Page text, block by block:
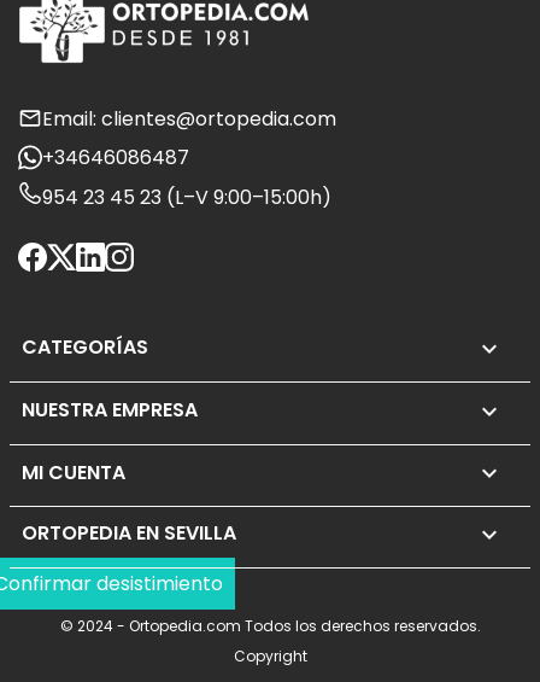
Email: clientes@ortopedia.com
+34646086487
954 23 45 23 (L–V 9:00–15:00h)
CATEGORÍAS 
NUESTRA EMPRESA 
MI CUENTA 
ORTOPEDIA EN SEVILLA keyboard_arrow_down
desistimiento
© 2024 - Ortopedia.com Todos los derechos reservados.
Copyright